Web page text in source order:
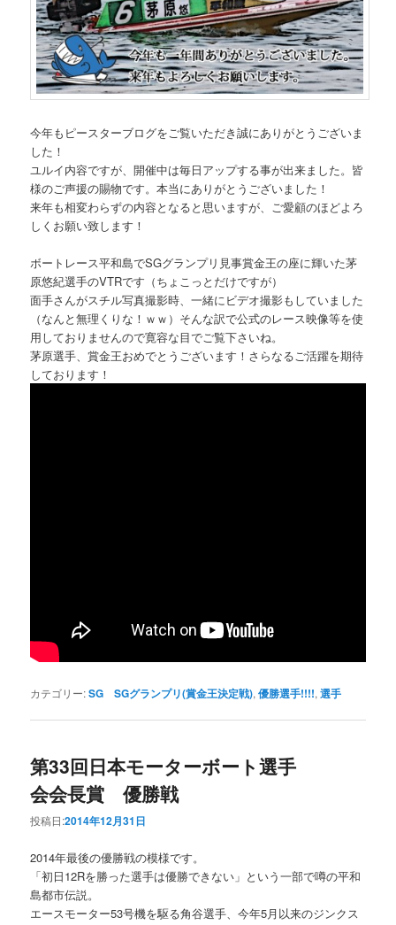
今年もピースターブログをご覧いただき誠にありがとうございま
した！
ユルイ内容ですが、開催中は毎日アップする事が出来ました。皆
様のご声援の賜物です。本当にありがとうございました！
来年も相変わらずの内容となると思いますが、ご愛顧のほどよろ
しくお願い致します！
ボートレース平和島でSGグランプリ見事賞金王の座に輝いた茅
原悠紀選手のVTRです（ちょこっとだけですが）
面手さんがスチル写真撮影時、一緒にビデオ撮影もしていました
（なんと無理くりな！ｗｗ）そんな訳で公式のレース映像等を使
用しておりませんので寛容な目でご覧下さいね。
茅原選手、賞金王おめでとうございます！さらなるご活躍を期待
しております！
カテゴリー:SG SGグランプリ(賞金王決定戦),優勝選手!!!!,選手
第33回日本モーターボート選手
会会長賞 優勝戦
投稿日:2014年12月31日
2014年最後の優勝戦の模様です。
「初日12Rを勝った選手は優勝できない」という一部で噂の平和
島都市伝説。
エースモーター53号機を駆る角谷選手、今年5月以来のジンクス